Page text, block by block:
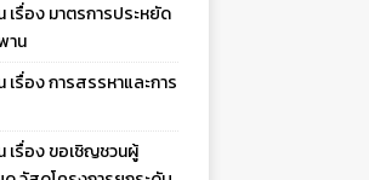
เรื่อง มาตรการประหยัด
าน
รื่อง การสรรหาและการ
เรื่อง ขอเชิญชวนผู้